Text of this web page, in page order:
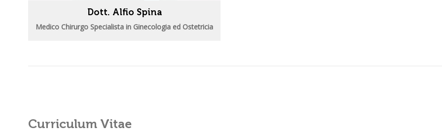
Dott. Alfio Spina
Medico Chirurgo Specialista in Ginecologia ed Ostetricia
Curriculum Vitae